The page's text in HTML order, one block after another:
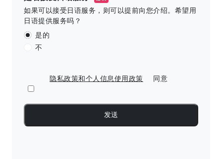
如果可以接受日语服务，则可以提前向您介绍。希望用
日语提供服务吗？
是的
不
隐私政策和个人信息使用政策 同意